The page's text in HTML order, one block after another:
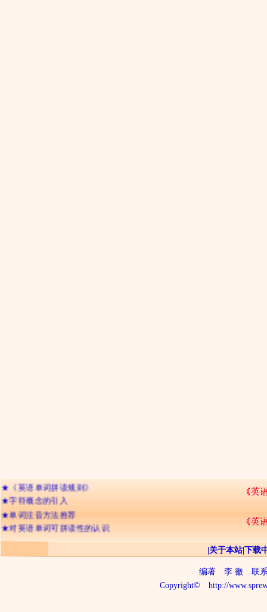
★
《英语单词拼读规则》
★字符概念的引入
★ 单词注音方法推荐
★对英语单词可拼读性的认识
关于本站|下载
编著 李 徽 联系
Copyright©
http://